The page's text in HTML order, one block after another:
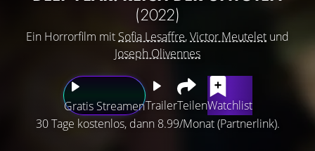
(2022)
Ein Horrorfilm mit Sofia Lesaffre,Victor Meutelet und
Joseph Olivennes
Gratis StreamenTrailerTeilenWatchlist
30 Tage kostenlos, dann 8.99/Monat (Partnerlink).